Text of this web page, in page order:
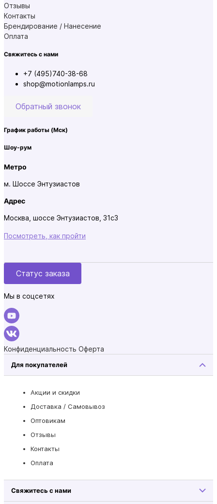
Отзывы
Контакты
Брендирование / Нанесение
Оплата
Свяжитесь с нами
+7 (495)740-38-68
shop@motionlamps.ru
Обратный звонок
График работы (Мск)
Шоу-рум
Метро
м. Шоссе Энтузиастов
Адрес
Москва, шоссе Энтузиастов, 31с3
Посмотреть, как пройти
Статус заказа
Мы в соцсетях
Конфиденциальность Оферта
Для покупателей
Акции и скидки
Доставка / Самовывоз
Оптовикам
Отзывы
Контакты
Оплата
Свяжитесь с нами